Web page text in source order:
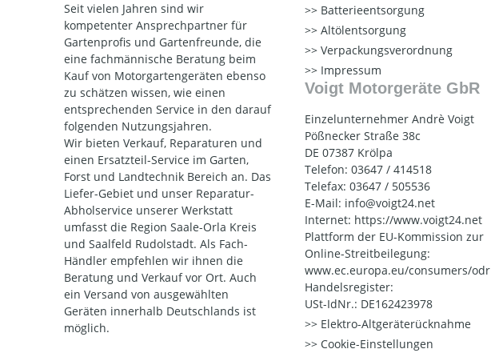
Seit vielen Jahren sind wir
kompetenter Ansprechpartner für
Gartenprofis und Gartenfreunde, die
eine fachmännische Beratung beim
Kauf von Motorgartengeräten ebenso
zu schätzen wissen, wie einen
entsprechenden Service in den darauf
folgenden Nutzungsjahren.
Wir bieten Verkauf, Reparaturen und
einen Ersatzteil-Service im Garten,
Forst und Landtechnik Bereich an. Das
Liefer-Gebiet und unser Reparatur-
Abholservice unserer Werkstatt
umfasst die Region Saale-Orla Kreis
und Saalfeld Rudolstadt. Als Fach-
Händler empfehlen wir ihnen die
Beratung und Verkauf vor Ort. Auch
ein Versand von ausgewählten
Geräten innerhalb Deutschlands ist
möglich.
Batterieentsorgung
Altölentsorgung
Verpackungsverordnung
Impressum
Voigt Motorgeräte GbR
Einzelunternehmer Andrè Voigt
Pößnecker Straße 38c
DE 07387 Krölpa
Telefon: 03647 / 414518
Telefax: 03647 / 505536
E-Mail: info@voigt24.net
Internet: https://www.voigt24.net
Plattform der EU-Kommission zur
Online-Streitbeilegung:
www.ec.europa.eu/consumers/odr
Handelsregister:
USt-IdNr.: DE162423978
Elektro-Altgeräterücknahme
Cookie-Einstellungen